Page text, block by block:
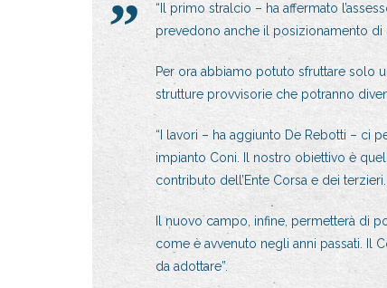
“Il primo stralcio – ha affermato
prevedono anche il posizionamento
Per ora abbiamo potuto sfruttare solo
strutture provvisorie che potranno
“I lavori – ha aggiunto De Rebotti – ci
impianto Coni. Il nostro obiettivo è
contributo dell’Ente Corsa e dei terzieri.
Il nuovo campo, infine, permetterà di
come è avvenuto negli anni passati. Il
da adottare”.